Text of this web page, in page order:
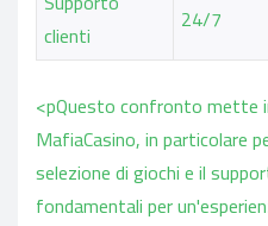
clienti
24/7
<pQuesto confronto mette
MafiaCasino, in particolare
selezione di giochi e il
fondamentali per